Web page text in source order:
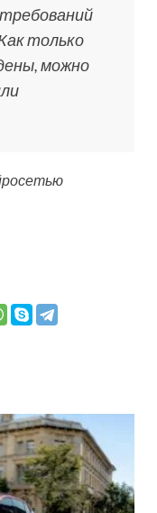
только
можно